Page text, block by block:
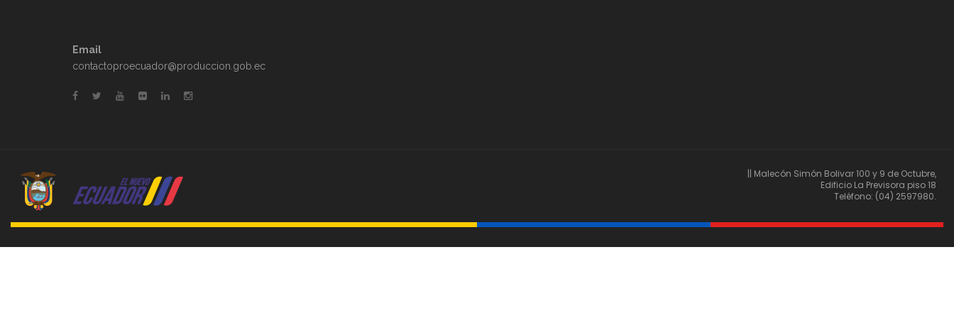
Email
contactoproecuador@produccion.gob.ec
|| Malecón Simón Bolivar 100 y 9 de Octubre,
Edificio La Previsora piso 18
Teléfono: (04) 2597980.